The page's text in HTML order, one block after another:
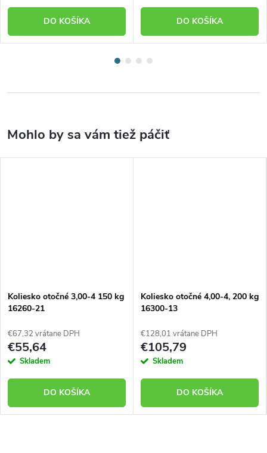
DO KOŠÍKA DO KOŠÍKA
Koliesko otočné 3,00-4 150 kg
16260-21
€67,32 vrátane DPH
€55,64
Skladem
DO KOŠÍKA
Koliesko otočné 4,00-4, 200 kg
16300-13
€128,01 vrátane DPH
€105,79
Skladem
DO KOŠÍKA